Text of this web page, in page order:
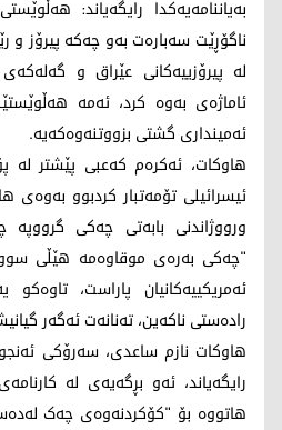
بەیاننامەیەکدا رایگەیاند:
ناگۆڕێت سەبارەت بەو چەکە پیرۆز و
لە پیرۆزییەکانی عێراق و
ئاماژەی بەوە کرد، ئەمە
ئەمینداری گشتی بزووتنەوەکەیە.
ئیسرائیلی تۆمەتبار کردبوو بەوەی
ورووژاندنی بابەتی چەکی
"چەکی بەرەی موقاوەمە هێڵی
ئەمریکییەکانیان پاراست،
رادەستی ناکەین، تەنانەت ئەگەر
هاوکات نازم ساعدی، سەرۆکی
رایگەیاند، ئەو بڕگەیەی لە
هاتووە بۆ "کۆکردنەوەی چەک